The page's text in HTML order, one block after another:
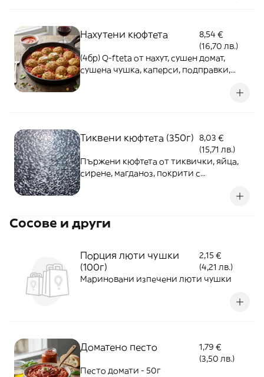
Нахутени кюфтета
8,54 €
(16,70 лв.)
(4бр) Q-fteta от нахут, сушен домат,
сушена чушка, каперси, подправки,
Тиквени кюфтета (350г) 8,03 €
(15,71 лв.)
Пържени кюфтета от тиквички, яйца,
сирене, магданоз, покрити с
Сосове и други
Порция люти чушки
(100г)
2,15 €
(4,21 лв.)
Мариновани изпечени люти чушки
Доматено песто
1,79 €
(3,50 лв.)
Песто домати - 50г